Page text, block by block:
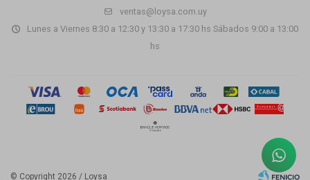
ventas@loysa.com.uy
Lunes a Viernes 8:30 a 12:30 y 13:30 a 17:30 hs Sábados 9:00 a 13:00
hs
© Copyright 2026 / Loysa